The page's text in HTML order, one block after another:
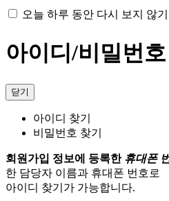
오늘 하루 동안 다시 보지 않기
아이디/비밀번
닫기
아이디 찾기
비밀번호 찾기
회원가입 정보에 등록한 휴대폰
한 담당자 이름과 휴대폰 번호로
아이디 찾기가 가능합니다.